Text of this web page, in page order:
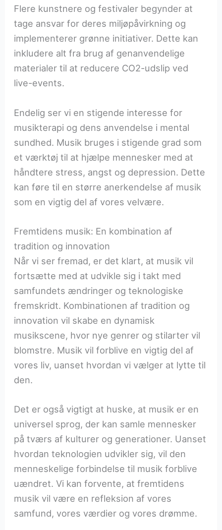
Flere kunstnere og festivaler begynder at
tage ansvar for deres miljøpåvirkning og
implementerer grønne initiativer. Dette kan
inkludere alt fra brug af genanvendelige
materialer til at reducere CO2-udslip ved
live-events.
Endelig ser vi en stigende interesse for
musikterapi og dens anvendelse i mental
sundhed. Musik bruges i stigende grad som
et værktøj til at hjælpe mennesker med at
håndtere stress, angst og depression. Dette
kan føre til en større anerkendelse af musik
som en vigtig del af vores velvære.
Fremtidens musik: En kombination af
tradition og innovation
Når vi ser fremad, er det klart, at musik vil
fortsætte med at udvikle sig i takt med
samfundets ændringer og teknologiske
fremskridt. Kombinationen af tradition og
innovation vil skabe en dynamisk
musikscene, hvor nye genrer og stilarter vil
blomstre. Musik vil forblive en vigtig del af
vores liv, uanset hvordan vi vælger at lytte til
den.
Det er også vigtigt at huske, at musik er en
universel sprog, der kan samle mennesker
på tværs af kulturer og generationer. Uanset
hvordan teknologien udvikler sig, vil den
menneskelige forbindelse til musik forblive
uændret. Vi kan forvente, at fremtidens
musik vil være en refleksion af vores
samfund, vores værdier og vores drømme.